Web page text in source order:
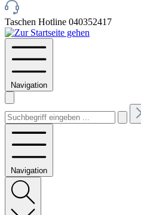
Taschen Hotline 040352417
Navigation
Navigation